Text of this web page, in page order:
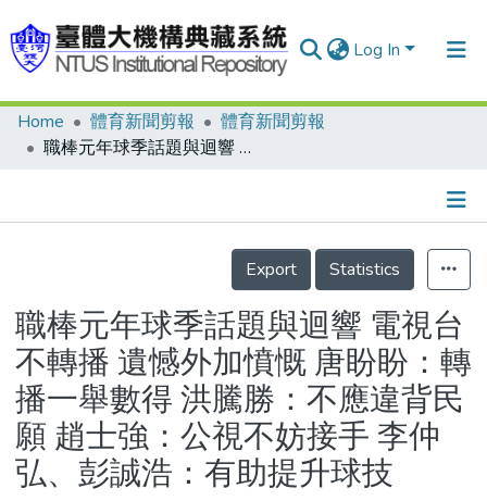
Log In
Communities & Collections
Statistics
Home 體育新聞剪報
體育新聞剪報
職棒元年球季話題與迴響 電視台不轉播 遺憾外加憤慨 唐盼盼：轉播一舉數得 洪騰勝：不應違背民願 趙士強：公視不妨接手 李仲弘、彭誠浩：有助提升球技
Details
Export
Statistics
職棒元年球季話題與迴響 電視台
不轉播 遺憾外加憤慨 唐盼盼：轉
播一舉數得 洪騰勝：不應違背民
願 趙士強：公視不妨接手 李仲
弘、彭誠浩：有助提升球技